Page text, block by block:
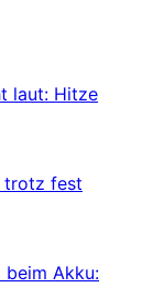
laut: Hitze
trotz fest
Akku: